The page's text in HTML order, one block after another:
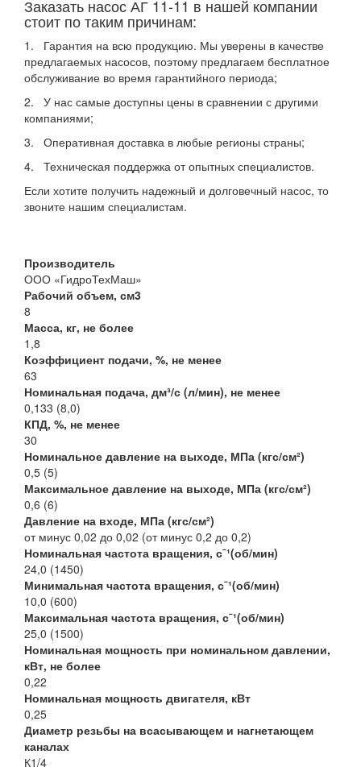
Заказать насос АГ 11-11 в нашей компании
стоит по таким причинам:
1. Гарантия на всю продукцию. Мы уверены в качестве
предлагаемых насосов, поэтому предлагаем бесплатное
обслуживание во время гарантийного периода;
2. У нас самые доступны цены в сравнении с другими
компаниями;
3. Оперативная доставка в любые регионы страны;
4. Техническая поддержка от опытных специалистов.
Если хотите получить надежный и долговечный насос, то
звоните нашим специалистам.
Производитель
ООО «ГидроТехМаш»
Рабочий объем, см3
8
Масса, кг, не более
1,8
Коэффициент подачи, %, не менее
63
Номинальная подача, дм³/с (л/мин), не менее
0,133 (8,0)
КПД, %, не менее
30
Номинальное давление на выходе, МПа (кгс/см²)
0,5 (5)
Максимальное давление на выходе, МПа (кгс/см²)
0,6 (6)
Давление на входе, МПа (кгс/см²)
от минус 0,02 до 0,02 (от минус 0,2 до 0,2)
Номинальная частота вращения, сˉ¹(об/мин)
24,0 (1450)
Минимальная частота вращения, сˉ¹(об/мин)
10,0 (600)
Максимальная частота вращения, сˉ¹(об/мин)
25,0 (1500)
Номинальная мощность при номинальном давлении,
кВт, не более
0,22
Номинальная мощность двигателя, кВт
0,25
Диаметр резьбы на всасывающем и нагнетающем
каналах
К1/4